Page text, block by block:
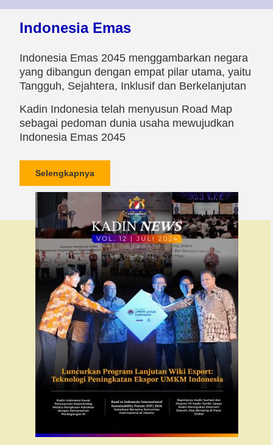
Indonesia Emas
Indonesia Emas 2045 menggambarkan negara
yang dibangun dengan empat pilar utama, yaitu
Tangguh, Sejahtera, Inklusif dan Berkelanjutan
Kadin Indonesia telah menyusun Road Map
sebagai pedoman dunia usaha mewujudkan
Indonesia Emas 2045
Selengkapnya